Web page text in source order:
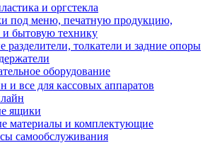
и оргстекла
под меню, печатную продукцию,
бытовую технику
разделители, толкатели и задние опоры
оборудование
и все для кассовых аппаратов
ящики
материалы и комплектующие
самообслуживания